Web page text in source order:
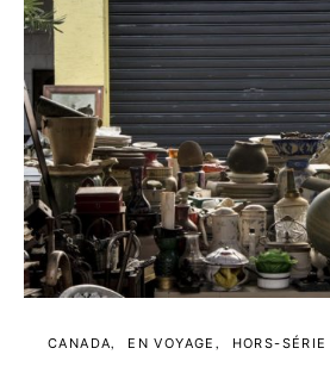
CANADA EN VOYAGE HORS-SÉRIE